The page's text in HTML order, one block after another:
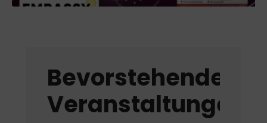
Bevorstehende
Veranstaltungen